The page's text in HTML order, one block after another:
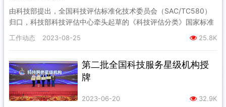
由科技部提出，全国科技评估标准化技术委员会（SAC/TC580）
归口，科技部科技评估中心牵头起草的《科技评估分类》国家标准
（GB/T 42776—2023）于2023年8月6日正式…
工作动态 2023-08-25 25.8K
第二批全国科技服务星级机构授
牌
2023-06-20 32.9K